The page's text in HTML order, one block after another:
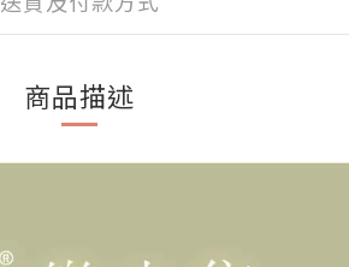
商品描述